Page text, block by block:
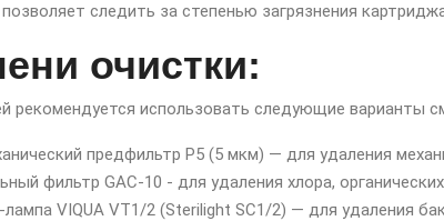
следить за степенью загрязнения
очистки:
рекомендуется использовать следующие варианты
предфильтр P5 (5 мкм) — для удаления
фильтр GAC-10 - для удаления хлора,
VIQUA VT1/2 (Sterilight SC1/2) — для удаления